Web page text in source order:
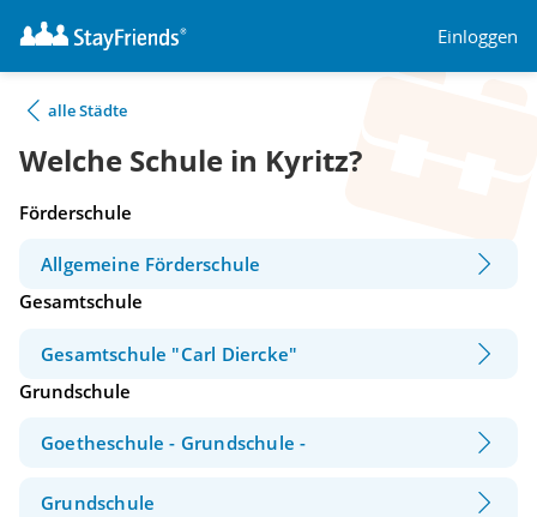
Einloggen
alle Städte
Welche Schule in Kyritz?
Förderschule
Allgemeine Förderschule
Gesamtschule
Gesamtschule "Carl Diercke"
Grundschule
Goetheschule - Grundschule -
Grundschule